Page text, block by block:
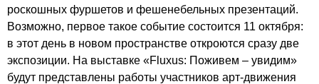
роскошных фуршетов и фешенебельных презентаций.
Возможно, первое такое событие состоится 11 октября:
в этот день в новом пространстве откроются сразу две
экспозиции. На выставке «Fluxus: Поживем – увидим»
будут представлены работы участников арт-движения